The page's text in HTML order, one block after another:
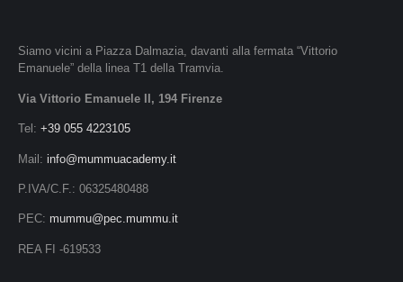
Siamo vicini a Piazza Dalmazia, davanti alla fermata “Vittorio
Emanuele” della linea T1 della Tramvia.
Via Vittorio Emanuele II, 194 Firenze
Tel: +39 055 4223105
Mail: info@mummuacademy.it
P.IVA/C.F.: 06325480488
PEC: mummu@pec.mummu.it
REA FI -619533